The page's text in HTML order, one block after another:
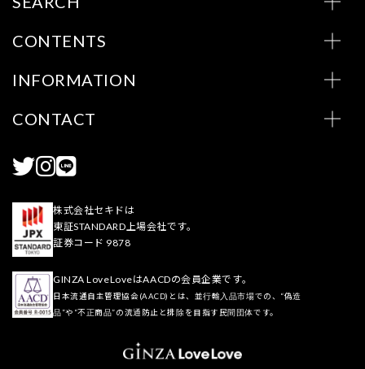
CONTENTS
INFORMATION
CONTACT
株式会社セキドは
東証STANDARD上場会社です。
証券コード 9878
GINZA LoveLoveはAACDの会員企業です。
日本流通自主管理協会(AACD)とは、並行輸入品市場での、“偽造
品”や“不正商品”の流通防止と排除を目指す民間団体です。